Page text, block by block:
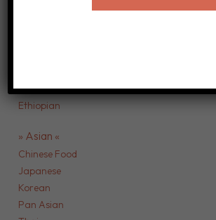
» African «
Ethiopian
» Asian «
Chinese Food
Japanese
Korean
Pan Asian